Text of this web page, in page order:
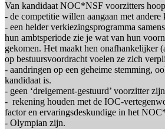
Van kandidaat NOC*NSF voorzitters
- de competitie willen aangaan met andere
- een helder verkiezingsprogramma
hun ambtsperiode zie je wat van hun
gekomen. Het maakt hen onafhankelijker
op bestuursvoordracht voelen ze zich
- aandringen op een geheime stemming,
kandidaat is.
- geen ‘dreigement-gestuurd’ voorzitter
- rekening houden met de IOC-
factor en ervaringsdeskundige in het
- Olympian zijn.